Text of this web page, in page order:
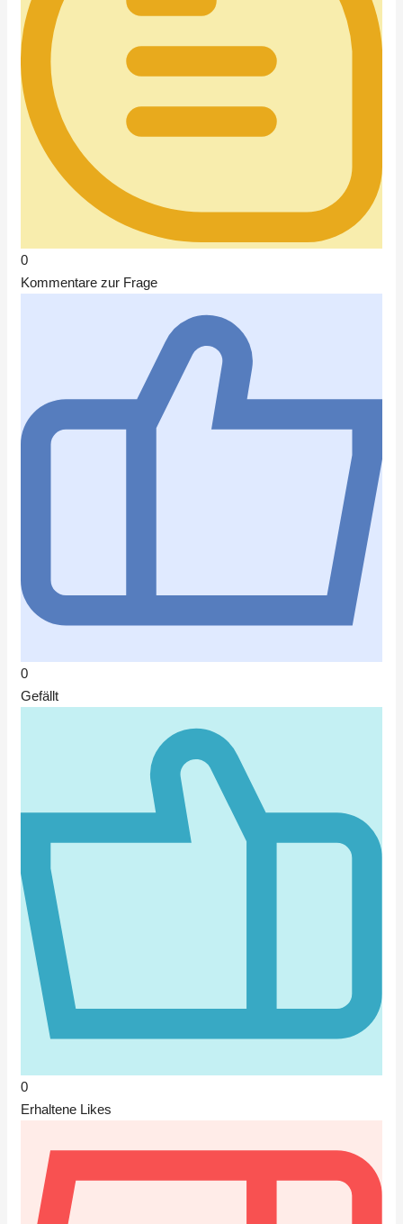
0
Kommentare zur Frage
0
Gefällt
0
Erhaltene Likes